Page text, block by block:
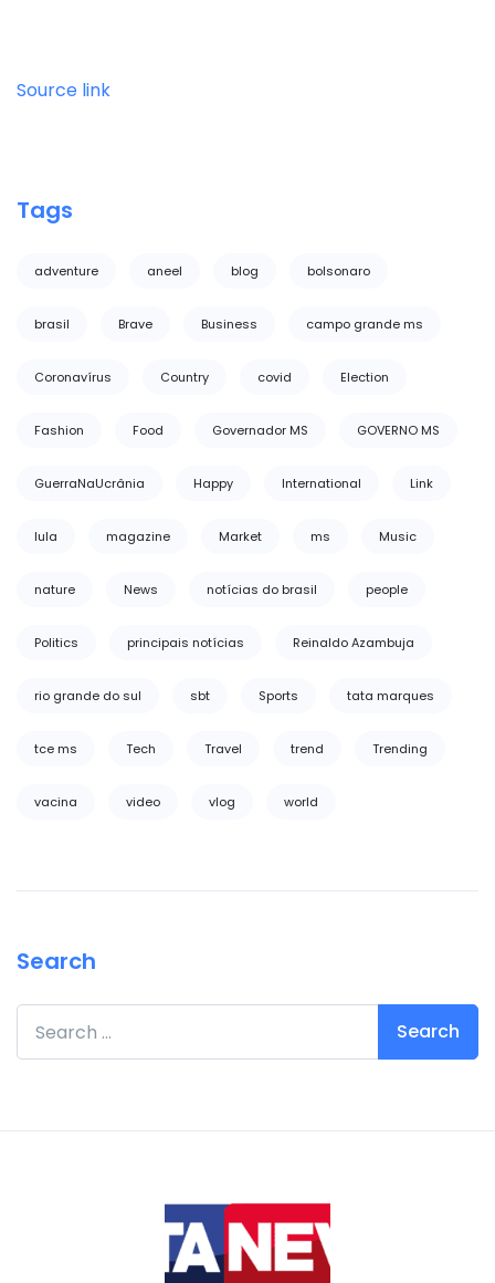
Source link
Tags
adventure aneel blog bolsonaro
brasil Brave Business campo grande ms
Coronavírus Country covid Election
Fashion Food Governador MS GOVERNO MS
GuerraNaUcrânia Happy International Link
lula magazine Market ms Music
nature News notícias do brasil people
Politics principais notícias Reinaldo Azambuja
rio grande do sul sbt Sports tata marques
tce ms Tech Travel trend Trending
vacina video vlog world
Search
Search for: